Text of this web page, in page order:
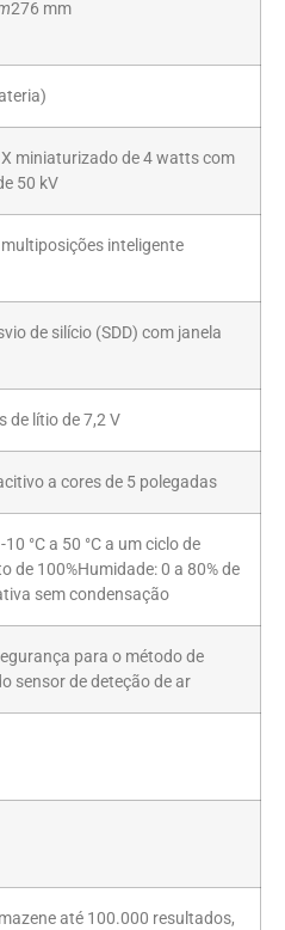
276 mm
miniaturizado de 4 watts com
50 kV
inteligente
de silício (SDD) com janela
de lítio de 7,2 V
a cores de 5 polegadas
°C a 50 °C a um ciclo de
de 100%Humidade: 0 a 80% de
sem condensação
para o método de
sensor de deteção de ar
até 100.000 resultados,